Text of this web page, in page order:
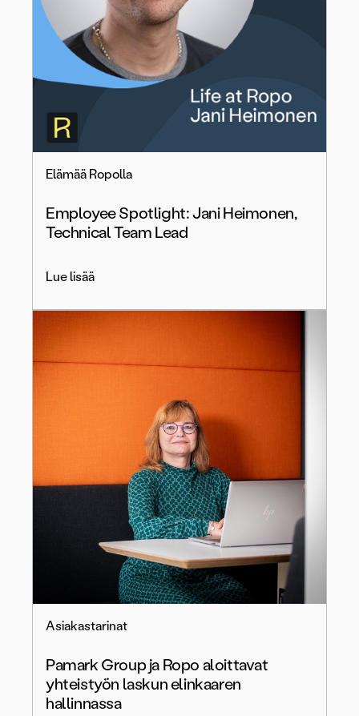
Elämää Ropolla
Employee Spotlight: Jani Heimonen,
Technical Team Lead
Lue lisää
Asiakastarinat
Pamark Group ja Ropo aloittavat
yhteistyön laskun elinkaaren
hallinnassa